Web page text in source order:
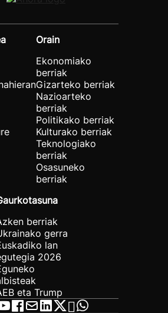
Orain
Ekonomiako
berriak
Gizarteko berriak
Nazioarteko
berriak
Politikako berriak
Kulturako berriak
Teknologiako
berriak
Osasuneko
berriak
berriak
gerra
lan
2026
eta Trump